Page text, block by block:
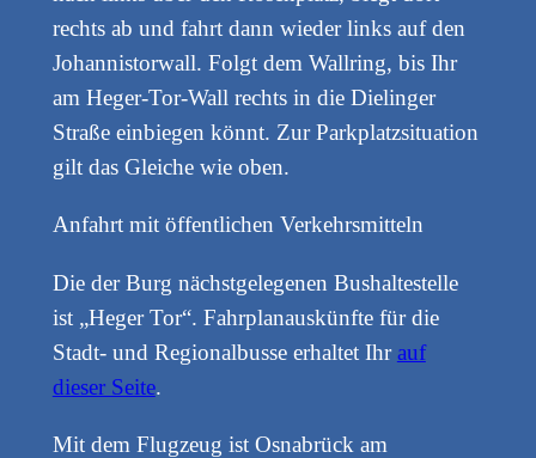
rechts ab und fahrt dann wieder links auf den
Johannistorwall. Folgt dem Wallring, bis Ihr
am Heger-Tor-Wall rechts in die Dielinger
Straße einbiegen könnt. Zur Parkplatzsituation
gilt das Gleiche wie oben.
Anfahrt mit öffentlichen Verkehrsmitteln
Die der Burg nächstgelegenen Bushaltestelle
ist „Heger Tor“. Fahrplanauskünfte für die
Stadt- und Regionalbusse erhaltet Ihrauf
dieser Seite.
Mit dem Flugzeug ist Osnabrück am